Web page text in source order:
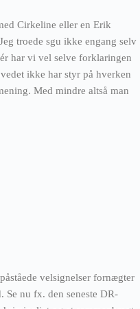
Cirkeline eller en Erik
troede sgu ikke engang selv
har vi vel selve forklaringen
ikke har styr på hverken
Med mindre altså man
velsignelser fornægter
Se nu fx. den seneste DR-